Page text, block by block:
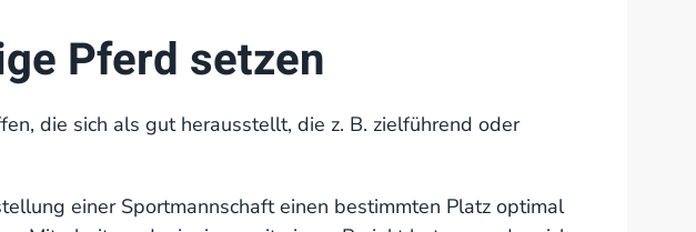
Pferd setzen
die sich als gut herausstellt, die z. B. zielführend oder
einer Sportmannschaft einen bestimmten Platz optimal